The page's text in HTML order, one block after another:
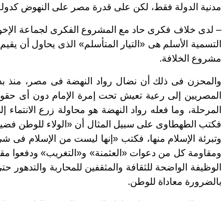
مدنية الدولة فقط، لكن على قدرة مصر على النهوض
– لدى خلاف فكرى حاد مع المشروع الفكرى لجماعة
التسمية الأسلم هى «التيار المتأسلم» الذى يحاول أن
مشروع الخلافة.
والمحزن فى ذلك أن نضال رواد النهضة فى مصر، منذ
المصريين إلى رعية تعيش تحت إمرة الإمام دون أى
المرحلة، وما فعله رواد النهضة هو محاولة زرع
فكتب الطهطاوى على سبيل المثال أن «الولاء للوطن
وتبرئة الإسلام منها، فكتب «إنها ليست من الإسلام فى
ومقاومة كل من دعوات «العثمنة» و«التغريب» ودفعوا
الوظيفة الواضحة للثقافة والمثقفين للمحاربة
بالضرورة معاداة للوطن.